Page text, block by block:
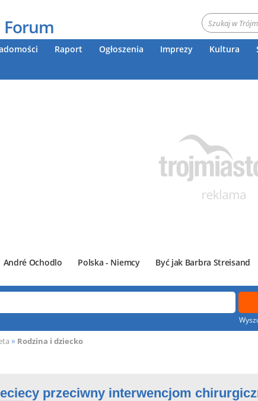
Forum
Raport Ogłoszenia Imprezy Kultura
André Ochodlo Polska - Niemcy Być jak Barbra Streisand
» Rodzina i dziecko
przeciwny interwencjom